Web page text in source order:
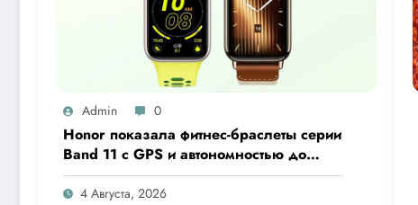
Admin 0
Honor показала фитнес-браслеты серии
Band 11 с GPS и автономностью до
26 дней
4 Августа, 2026